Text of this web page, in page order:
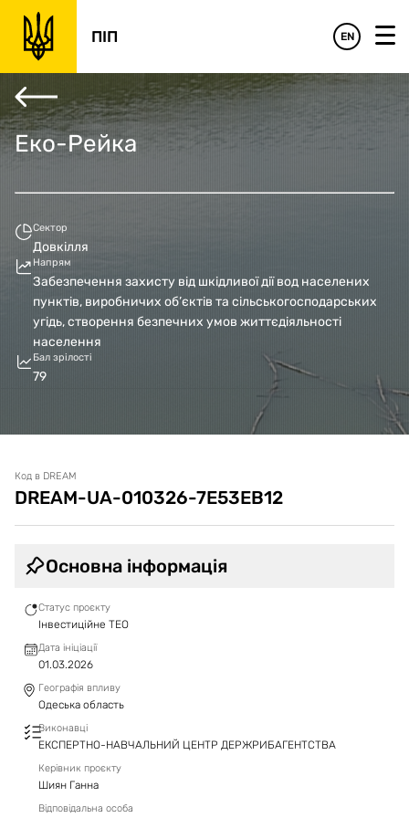
ПІП EN
›
обґрунтування Управлінське
Еко-Рейка
Сектор
Довкілля
Напрям
Забезпечення захисту від шкідливої дії вод населених
пунктів, виробничих об’єктів та сільськогосподарських
угідь, створення безпечних умов життєдіяльності
населення
Бал зрілості
79
Код в DREAM
DREAM-UA-010326-7E53EB12
Основна інформація
Статус проєкту
Інвестиційне ТЕО
Дата ініціації
01.03.2026
Географія впливу
Одеська область
Виконавці
ЕКСПЕРТНО-НАВЧАЛЬНИЙ ЦЕНТР ДЕРЖРИБАГЕНТСТВА
Керівник проєкту
Шиян Ганна
Відповідальна особа